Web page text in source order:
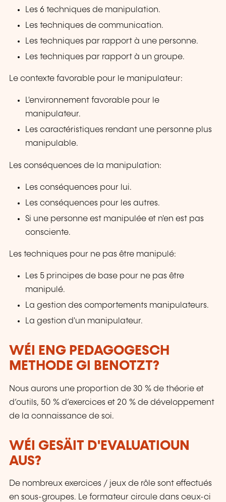
Les 6 techniques de manipulation.
Les techniques de communication.
Les techniques par rapport à une personne.
Les techniques par rapport à un groupe.
Le contexte favorable pour le manipulateur:
L'environnement favorable pour le
manipulateur.
Les caractéristiques rendant une personne plus
manipulable.
Les conséquences de la manipulation:
Les conséquences pour lui.
Les conséquences pour les autres.
Si une personne est manipulée et n'en est pas
consciente.
Les techniques pour ne pas être manipulé:
Les 5 principes de base pour ne pas être
manipulé.
La gestion des comportements manipulateurs.
La gestion d'un manipulateur.
WÉI ENG PEDAGOGESCH
METHODE GI BENOTZT?
Nous aurons une proportion de 30 % de théorie et
d’outils, 50 % d’exercices et 20 % de développement
de la connaissance de soi.
WÉI GESÄIT D'EVALUATIOUN
AUS?
De nombreux exercices / jeux de rôle sont effectués
en sous-groupes. Le formateur circule dans ceux-ci